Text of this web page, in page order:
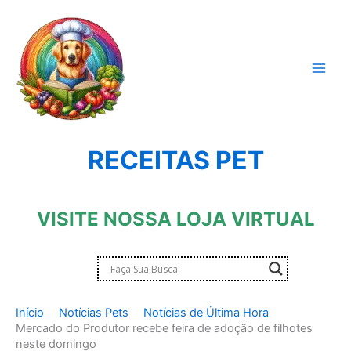
conteúdo
RECEITAS PET
VISITE NOSSA LOJA VIRTUAL
Início Notícias Pets
Notícias de Última Hora
Mercado do Produtor recebe feira de adoção de filhotes
neste domingo